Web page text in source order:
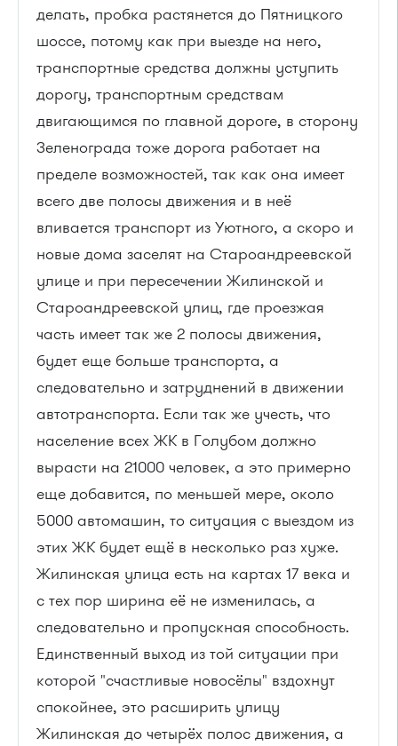
делать, пробка растянется до Пятницкого
шоссе, потому как при выезде на него,
транспортные средства должны уступить
дорогу, транспортным средствам
двигающимся по главной дороге, в сторону
Зеленограда тоже дорога работает на
пределе возможностей, так как она имеет
всего две полосы движения и в неё
вливается транспорт из Уютного, а скоро и
новые дома заселят на Староандреевской
улице и при пересечении Жилинской и
Староандреевской улиц, где проезжая
часть имеет так же 2 полосы движения,
будет еще больше транспорта, а
следовательно и затруднений в движении
автотранспорта. Если так же учесть, что
население всех ЖК в Голубом должно
вырасти на 21000 человек, а это примерно
еще добавится, по меньшей мере, около
5000 автомашин, то ситуация с выездом из
этих ЖК будет ещё в несколько раз хуже.
Жилинская улица есть на картах 17 века и
с тех пор ширина её не изменилась, а
следовательно и пропускная способность.
Единственный выход из той ситуации при
которой "счастливые новосёлы" вздохнут
спокойнее, это расширить улицу
Жилинская до четырёх полос движения, а